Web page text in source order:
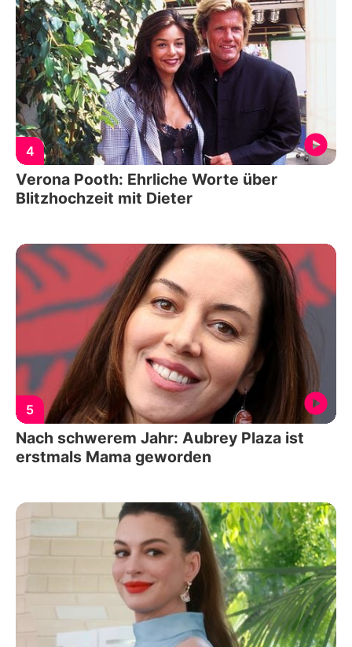
4
Verona Pooth: Ehrliche Worte über
Blitzhochzeit mit Dieter
5
Nach schwerem Jahr: Aubrey Plaza ist
erstmals Mama geworden